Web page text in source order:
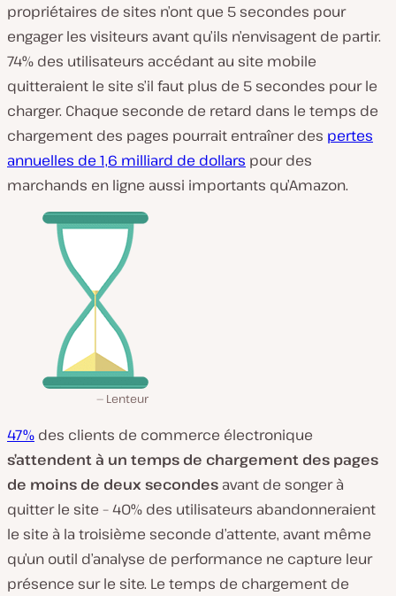
propriétaires de sites n’ont que 5 secondes pour
engager les visiteurs avant qu’ils n’envisagent de partir.
74% des utilisateurs accédant au site mobile
quitteraient le site s’il faut plus de 5 secondes pour le
charger. Chaque seconde de retard dans le temps de
chargement des pages pourrait entraîner des pertes
annuelles de 1,6 milliard de dollars pour des
marchands en ligne aussi importants qu’Amazon.
Lenteur
47% des clients de commerce électronique
s’attendent à un temps de chargement des pages
de moins de deux secondes avant de songer à
quitter le site – 40% des utilisateurs abandonneraient
le site à la troisième seconde d’attente, avant même
qu’un outil d’analyse de performance ne capture leur
présence sur le site. Le temps de chargement de